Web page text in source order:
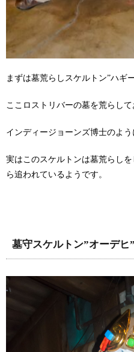
まずは墓荒らしスケルトン”ハギ
ここロストリバーの墓を荒らし
インディージョーンズ博士のよう
実はこのスケルトンは墓荒らし
ら追われているようです。
墓守スケルトン”オーデヒ”